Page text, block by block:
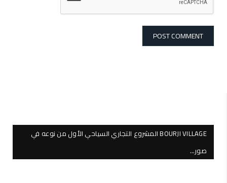
BOURJI VILLAGE المشروع التجاري السياحي الأول من نوعه في
صور…